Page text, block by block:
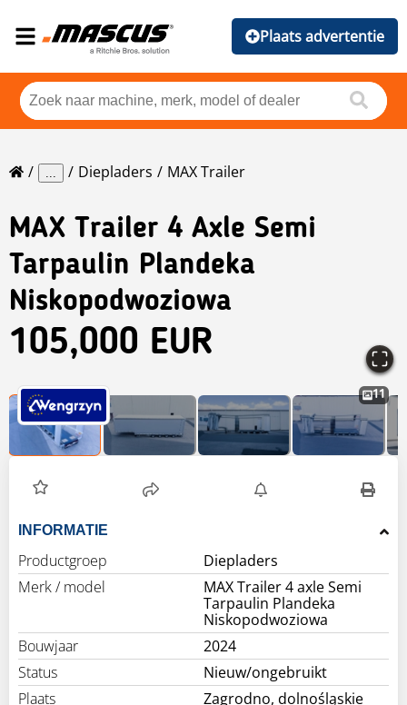
Plaats advertentie
... Diepladers MAX Trailer
MAX Trailer 4 Axle Semi
Tarpaulin Plandeka
Niskopodwoziowa
105,000 EUR
11
INFORMATIE
Productgroep
Diepladers
Merk / model
MAX Trailer 4 axle Semi
Tarpaulin Plandeka
Niskopodwoziowa
Bouwjaar
2024
Status
Nieuw/ongebruikt
Plaats
Zagrodno, dolnośląskie